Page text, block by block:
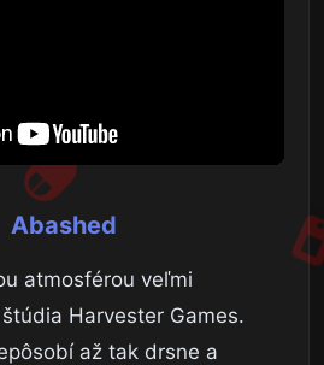
Abashed
atmosférou veľmi
Harvester Games.
až tak drsne a